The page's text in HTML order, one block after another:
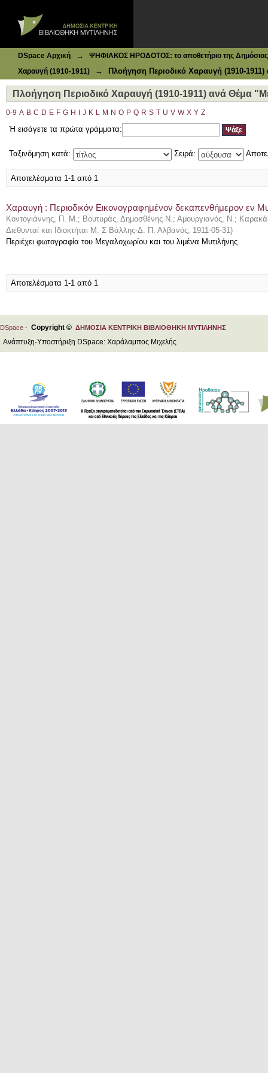
DSpace Αρχική →
ΨΗΦΙΑΚΟΣ ΗΡΟΔΟΤΟΣ: το αποθετήριο της Δημόσιας
Χαραυγή (1910-1911)
→ Πλοήγηση Περιοδικό Χαραυγή (1910-
Πλοήγηση Περιοδικό Χαραυγή (1910-1911) ανά Θέμα
0-9 A B C D E F G H J K L M N O P Q R S T U V W X Y Z
Ή εισάγετε τα πρώτα γράμματα:
Ταξινόμηση κατά: Σειρά:
Αποτελέσματα 1-1 από 1
Χαραυγή : Περιοδικόν Εικονογραφημένον δεκαπενθήμερον εν
Κοντογιάννης, Π. Μ.; Βουτυράς, Δημοσθένης Ν.; Αμουργιανός, Ν.;
Διεθυνταί και Ιδιοκτήται Μ. Σ Βάλλης-Δ. Π. Αλβανός, 1911-05-31)
Περιέχει φωτογραφία του Μεγαλοχωρίου και του λιμένα Μυτιλήνης
Αποτελέσματα 1-1 από 1
DSpace - Copyright © ΔΗΜΟΣΙΑ ΚΕΝΤΡΙΚΗ ΒΙΒΛΙΟΘΗΚΗ ΜΥΤΙΛΗΝΗΣ
Ανάπτυξη-Υποστήριξη DSpace: Χαράλαμπος Μιχελής